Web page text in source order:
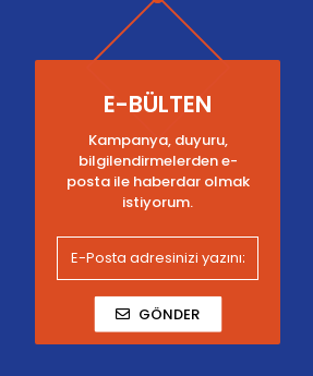
E-BÜLTEN
Kampanya, duyuru,
bilgilendirmelerden e-
posta ile haberdar olmak
istiyorum.
GÖNDER